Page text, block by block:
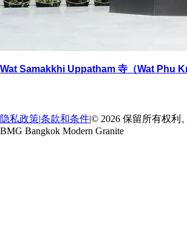
Wat Samakkhi Uppatham 寺（Wat Phu
隐私政策|条款和条件|© 2026 保留所有权利。
BMG Bangkok Modern Granite